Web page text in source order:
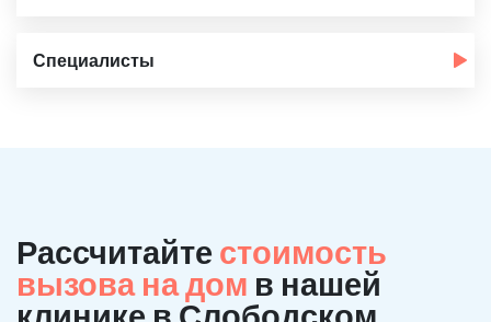
Специалисты
Рассчитайте стоимость
вызова на дом в нашей